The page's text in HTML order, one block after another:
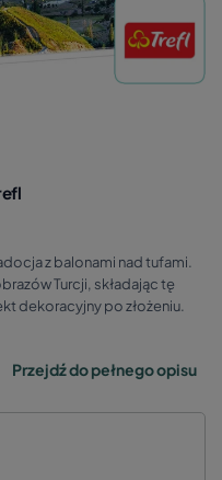
z balonami nad tufami.
Turcji, składając tę
dekoracyjny po złożeniu.
Przejdź do pełnego opisu